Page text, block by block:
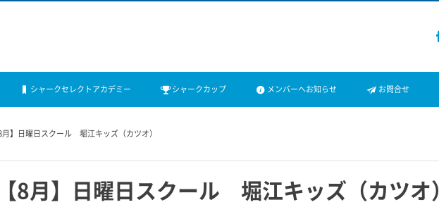
シャークセレクトアカデミー シャークカップ メンバーへお知らせ お問合せ
月】日曜日スクール 堀江キッズ（カツオ）
8月】日曜日スクール 堀江キッズ（カツオ）